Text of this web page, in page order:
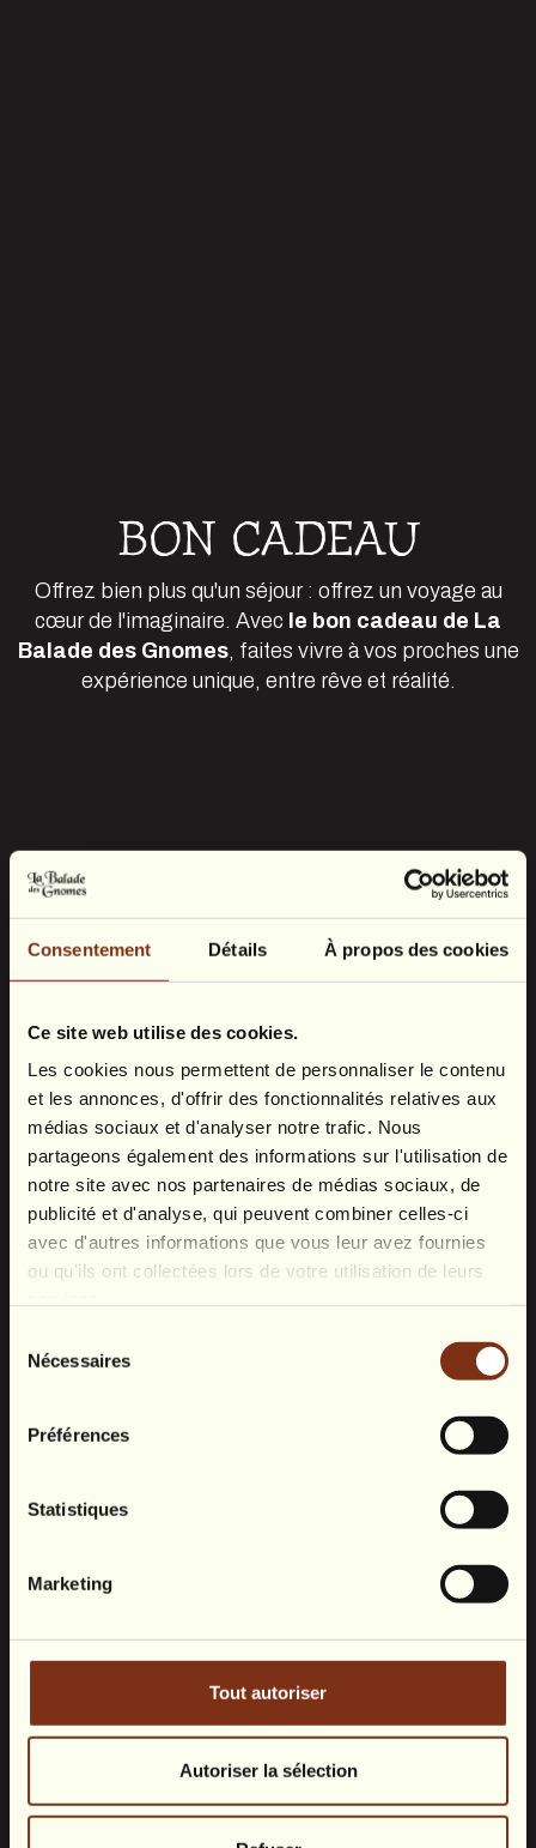
Consentement Détails À propos des cookies
Ce site web utilise des cookies.
Les cookies nous permettent de personnaliser le contenu
et les annonces, d'offrir des fonctionnalités relatives aux
médias sociaux et d'analyser notre trafic. Nous
partageons également des informations sur l'utilisation de
notre site avec nos partenaires de médias sociaux, de
publicité et d'analyse, qui peuvent combiner celles-ci
avec d'autres informations que vous leur avez fournies
ou qu'ils ont collectées lors de votre utilisation de leurs
Nécessaires
Préférences
Statistiques
Marketing
Tout autoriser
Autoriser la sélection
BON CADEAU
Offrez bien plus qu'un séjour : offrez un voyage au
cœur de l'imaginaire. Avec le bon cadeau de La
Balade des Gnomes, faites vivre à vos proches une
expérience unique, entre rêve et réalité.